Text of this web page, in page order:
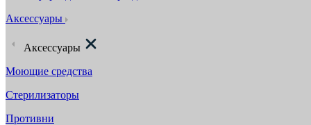
Аксессуары
Аксессуары
Моющие средства
Стерилизаторы
Противни